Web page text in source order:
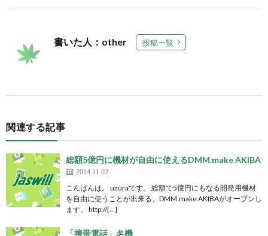
書いた人：other 投稿一覧
関連する記事
総額5億円に機材が自由に使えるDMM.make AKIBA
2014.11.02
こんばんは。 uzuraです。 総額で5億円にもなる開発用機材
を自由に使うことが出来る、DMM.make AKIBAがオープンし
ます。 http://[…]
「携帯電話」名機